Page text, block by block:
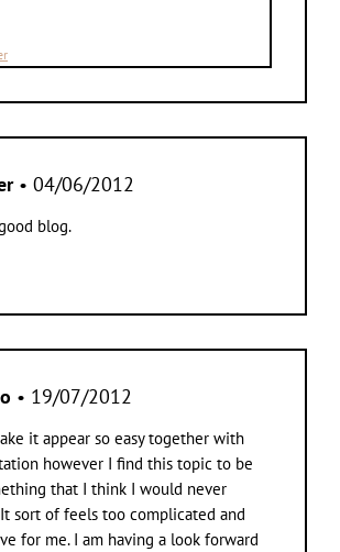
• 04/06/2012
blog.
• 19/07/2012
it appear so easy together with
however I find this topic to be
that I think I would never
sort of feels too complicated and
for me. I am having a look forward